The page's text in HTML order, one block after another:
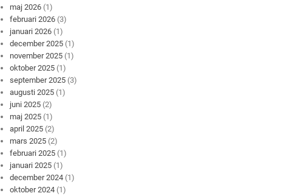
maj 2026 (1)
februari 2026 (3)
januari 2026 (1)
december 2025 (1)
november 2025 (1)
oktober 2025 (1)
september 2025 (3)
augusti 2025 (1)
juni 2025 (2)
maj 2025 (1)
april 2025 (2)
mars 2025 (2)
februari 2025 (1)
januari 2025 (1)
december 2024 (1)
oktober 2024 (1)